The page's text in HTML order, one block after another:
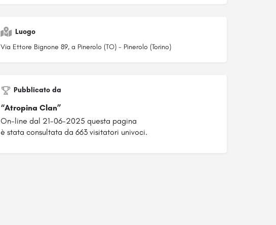
Luogo
Via Ettore Bignone 89, a Pinerolo (TO) - Pinerolo (Torino)
Pubblicato da
“Atropina Clan”
On-line dal 21-06-2025 questa pagina
è stata consultata da 663 visitatori univoci.